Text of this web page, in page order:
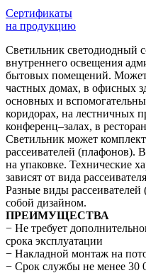
Сертификаты
на продукцию
Светильник светодиодный
внутреннего освещения
бытовых помещений. Может
частных домах, в офисных
основных и
коридорах, на лестничных
конференц–залах, в
Светильник может
рассеивателей (плафонов).
на упаковке. Технические
зависят от вида
Разные виды
собой дизайном.
ПРЕИМУЩЕСТВА
− Не требует
срока эксплуатации
− Накладной монтаж на
− Срок службы не менее 30